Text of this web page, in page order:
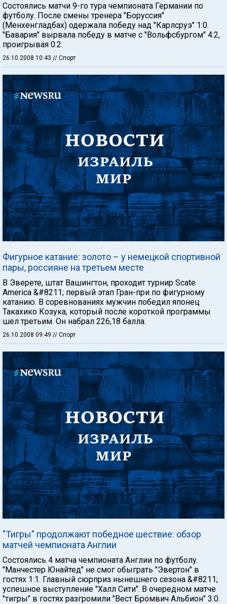
Состоялись матчи 9-го тура чемпионата Германии по
футболу. После смены тренера "Боруссия"
(Менхенгладбах) одержала победу над "Карлсруэ" 1:0.
"Бавария" вырвала победу в матче с "Вольфсбургом" 4:2,
проигрывая 0:2.
26.10.2008 10:43 // Спорт
Фигурное катание: золото – у немецкой спортивной
пары, россияне на третьем месте
В Эверете, штат Вашингтон, проходит турнир Scate
America &#8211; первый этап Гран-при по фигурному
катанию. В соревнованиях мужчин победил японец
Такахико Козука, который после короткой программы
шел третьим. Он набрал 226,18 балла.
26.10.2008 09:49 // Спорт
"Тигры" продолжают победное шествие: обзор
матчей чемпионата Англии
Состоялись 4 матча чемпионата Англии по футболу.
"Манчестер Юнайтед" не смог обыграть "Эвертон" в
гостях 1:1. Главный сюрприз нынешнего сезона &#8211;
успешное выступление "Халл Сити". В очередном матче
"тигры" в гостях разгромили "Вест Бромвич Альбион" 3:0.